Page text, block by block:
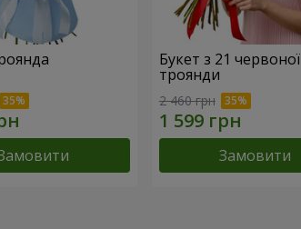
Букет з 21 червоної
троянди
2 460 грн
Замовити